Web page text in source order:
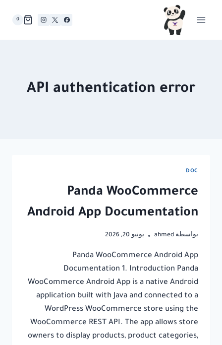
0
API authentication error
DOC
Panda WooCommerce
Android App Documentation
بواسطة ahmed يونيو 20, 2026
Panda WooCommerce Android App
Documentation 1. Introduction Panda
WooCommerce Android App is a native Android
application built with Java and connected to a
WordPress WooCommerce store using the
WooCommerce REST API. The app allows store
owners to display products, product categories,